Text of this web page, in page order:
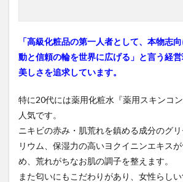
「高級化粧品の第一人者として、本物志
動と信頼の輪を世界に広げる」と言う経
美しさを追求しています。
特に20代には薬用化粧水『薬用スキンコ
人気です。
ニキビの赤み・肌荒れを鎮める成分のグ
リウム、保湿力の高いヨクイニンエキス
め、荒れがちなお肌の調子を整えます。
また匂いにもこだわりがあり、女性らし